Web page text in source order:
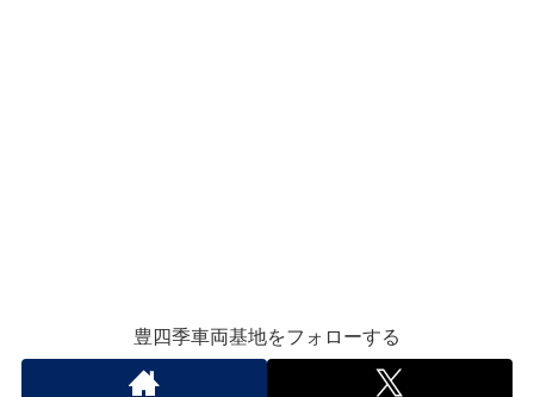
豊四季車両基地をフォローする